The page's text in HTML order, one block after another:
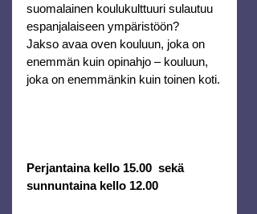
suomalainen koulukulttuuri sulautuu
espanjalaiseen ympäristöön?
Jakso avaa oven kouluun, joka on
enemmän kuin opinahjo – kouluun,
joka on enemmänkin kuin toinen koti.
Perjantaina kello 15.00  sekä
sunnuntaina kello 12.00